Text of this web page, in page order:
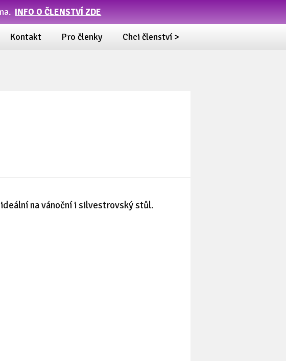
INFO O ČLENSTVÍ ZDE
Kontakt Pro členky Chci členství >
na vánoční i silvestrovský stůl.